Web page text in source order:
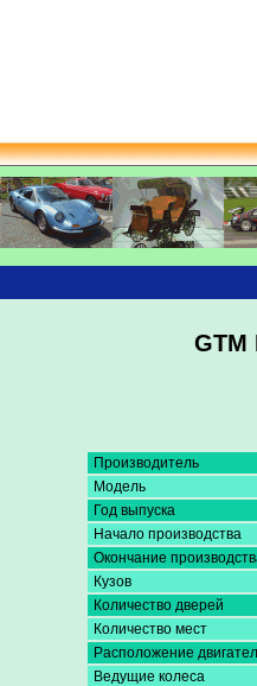
GTM
Производитель
Модель
Год выпуска
Начало производства
Окончание
Кузов
Количество дверей
Количество мест
Расположение
Ведущие колеса